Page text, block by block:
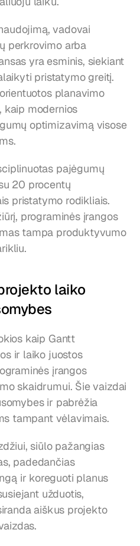
vadovai
perkrovimo arba
yra esminis, siekiant
pristatymo greitį.
planavimo
kaip modernios
optimizavimą visose
pajėgumų
20 procentų
pristatymo rodikliais.
programinės įrangos
tampa produktyvumo
laiko
kaip Gantt
ir laiko juostos
įrangos
skaidrumui. Šie vaizdai
ir pabrėžia
tampant vėlavimais.
siūlo pažangias
padedančias
ir koreguoti planus
užduotis,
aiškus projekto